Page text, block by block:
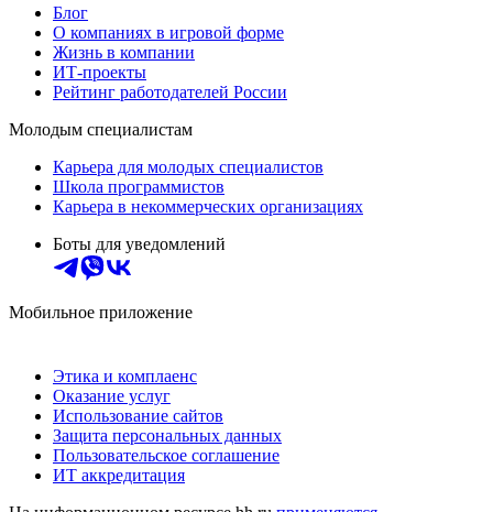
Блог
О компаниях в игровой форме
Жизнь в компании
ИТ-проекты
Рейтинг работодателей России
Молодым специалистам
Карьера для молодых специалистов
Школа программистов
Карьера в некоммерческих организациях
Боты для уведомлений
Мобильное приложение
Этика и комплаенс
Оказание услуг
Использование сайтов
Защита персональных данных
Пользовательское соглашение
ИТ аккредитация